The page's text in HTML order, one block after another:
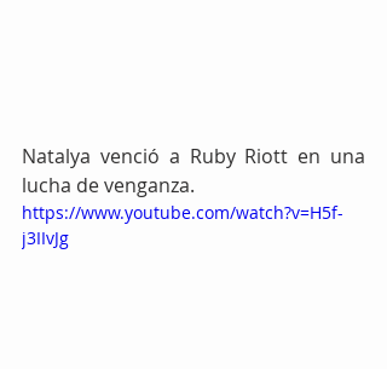
Natalya venció a Ruby Riott en una
lucha de venganza.
https://www.youtube.com/watch?v=H5f-
j3IIvJg